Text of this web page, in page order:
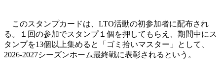
このスタンプカードは、LTO活動の初参加者に配布され
る。１回の参加でスタンプ１個を押してもらえ、期間中にス
タンプを13個以上集めると「ゴミ拾いマスター」として、
2026-2027シーズンホーム最終戦に表彰されるという。